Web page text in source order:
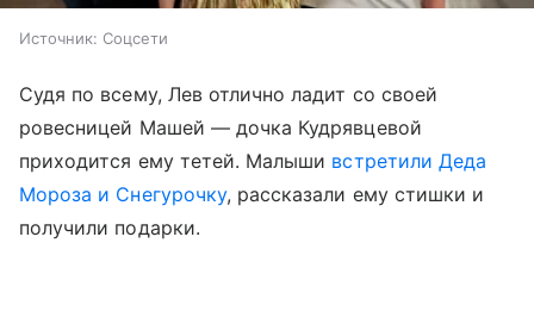
Источник: Соцсети
Судя по всему, Лев отлично ладит со своей
ровесницей Машей — дочка Кудрявцевой
приходится ему тетей. Малыши встретили Деда
Мороза и Снегурочку, рассказали ему стишки и
получили подарки.